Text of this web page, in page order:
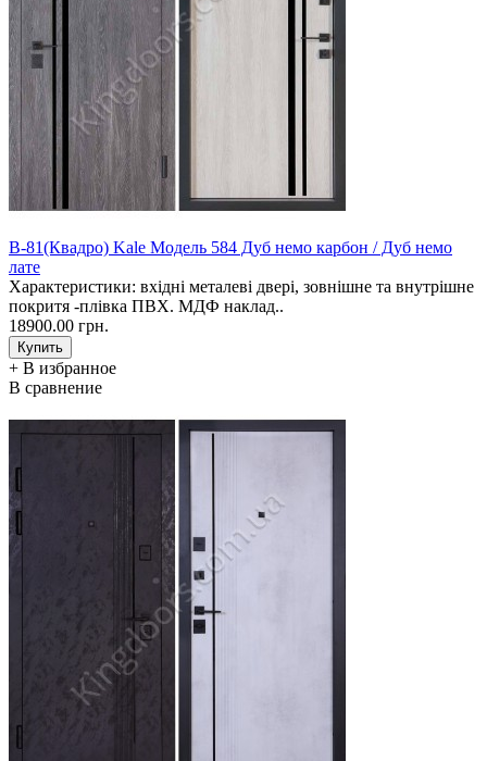
В-81(Квадро) Kale Модель 584 Дуб немо карбон / Дуб немо
лате
Характеристики: вхідні металеві двері, зовнішне та внутрішне
покритя -плівка ПВХ. МДФ наклад..
18900.00 грн.
+ В избранное
В сравнение